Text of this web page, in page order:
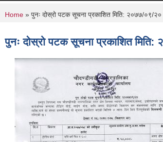
You are here
Home » पुनः दोस्रो पटक सूचना प्रकाशित मिति: २०७७/०९/२०
पुनः दोस्रो पटक सूचना प्रकाशित